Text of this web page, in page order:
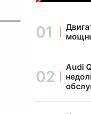
Audi